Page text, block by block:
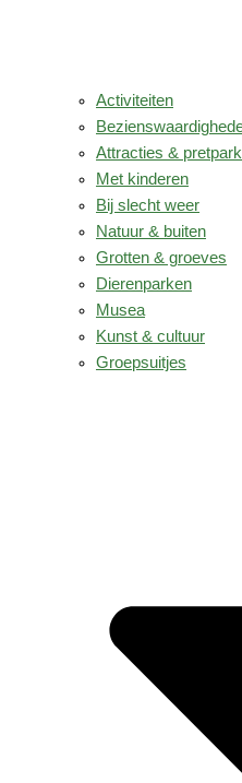
Activiteiten
Attracties &
Met kinderen
Bij slecht weer
Natuur & buiten
Grotten & groeves
Dierenparken
Musea
Kunst & cultuur
Groepsuitjes